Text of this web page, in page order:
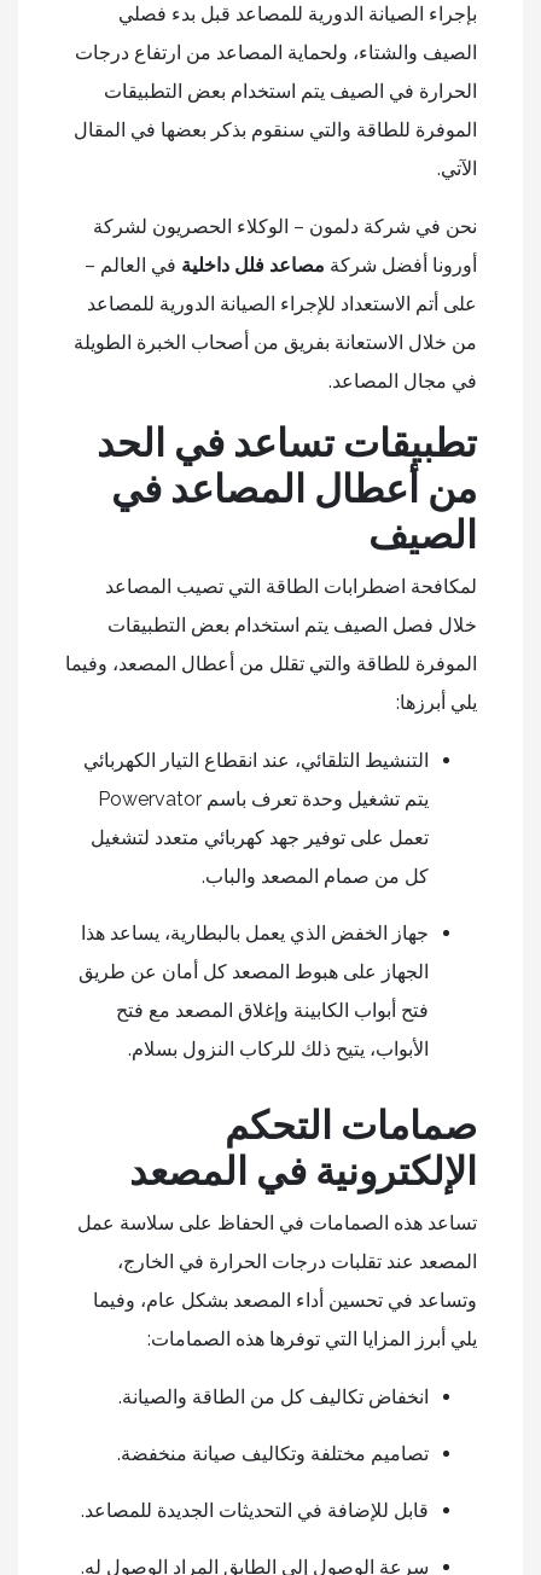
بإجراء الصيانة الدورية للمصاعد قبل بدء فصلي
الصيف والشتاء، ولحماية المصاعد من ارتفاع درجات
الحرارة في الصيف يتم استخدام بعض التطبيقات
الموفرة للطاقة والتي سنقوم بذكر بعضها في المقال
الآتي.
نحن في شركة دلمون – الوكلاء الحصريون لشركة
أورونا أفضل شركة مصاعد فلل داخلية في العالم –
على أتم الاستعداد للإجراء الصيانة الدورية للمصاعد
من خلال الاستعانة بفريق من أصحاب الخبرة الطويلة
في مجال المصاعد.
تطبيقات تساعد في الحد
من أعطال المصاعد في
الصيف
لمكافحة اضطرابات الطاقة التي تصيب المصاعد
خلال فصل الصيف يتم استخدام بعض التطبيقات
الموفرة للطاقة والتي تقلل من أعطال المصعد، وفيما
يلي أبرزها:
التنشيط التلقائي، عند انقطاع التيار الكهربائي
يتم تشغيل وحدة تعرف باسم Powervator
تعمل على توفير جهد كهربائي متعدد لتشغيل
كل من صمام المصعد والباب.
جهاز الخفض الذي يعمل بالبطارية، يساعد هذا
الجهاز على هبوط المصعد كل أمان عن طريق
فتح أبواب الكابينة وإغلاق المصعد مع فتح
الأبواب، يتيح ذلك للركاب النزول بسلام.
صمامات التحكم
الإلكترونية في المصعد
تساعد هذه الصمامات في الحفاظ على سلاسة عمل
المصعد عند تقلبات درجات الحرارة في الخارج،
وتساعد في تحسين أداء المصعد بشكل عام، وفيما
يلي أبرز المزايا التي توفرها هذه الصمامات:
انخفاض تكاليف كل من الطاقة والصيانة.
تصاميم مختلفة وتكاليف صيانة منخفضة.
قابل للإضافة في التحديثات الجديدة للمصاعد.
سرعة الوصول إلى الطابق المراد الوصول له.